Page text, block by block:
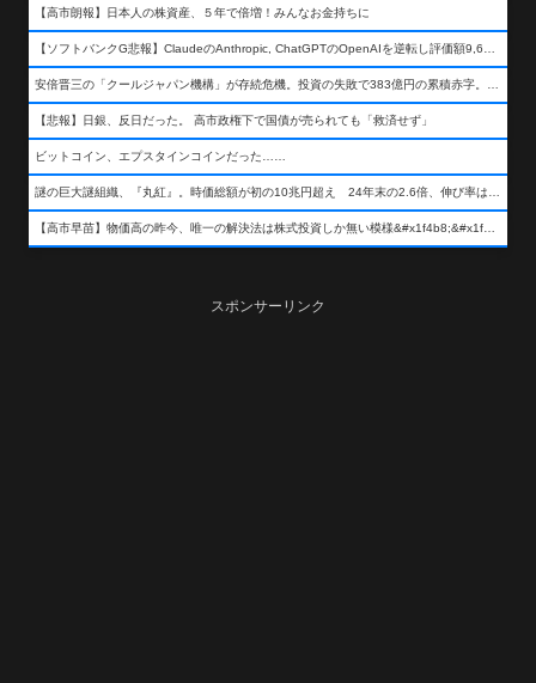
【高市朗報】日本人の株資産、５年で倍増！みんなお金持ちに
【ソフトバンクG悲報】ClaudeのAnthropic, ChatGPTのOpenAIを逆転し評価額9,650億ドル (約154兆円) の世界一価値あるAI企業に……
安倍晋三の「クールジャパン機構」が存続危機。投資の失敗で383億円の累積赤字。2025年度決算も大赤字の可能性。責任の所在はウヤムヤ
【悲報】日銀、反日だった。 高市政権下で国債が売られても「救済せず」
ビットコイン、エプスタインコインだった……
謎の巨大謎組織、『丸紅』。時価総額が初の10兆円超え 24年末の2.6倍、伸び率は謎組織首位
【高市早苗】物価高の昨今、唯一の解決法は株式投資しか無い模様&#x1f4b8;&#x1f4b8;&#x1f4b8;
スポンサーリンク